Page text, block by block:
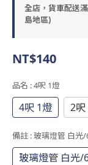
全店，貨車配送
島地區)
NT$140
品名 : 4呎 1燈
4呎 1燈 2呎
備註 : 玻璃燈管 白光
玻璃燈管 白光/